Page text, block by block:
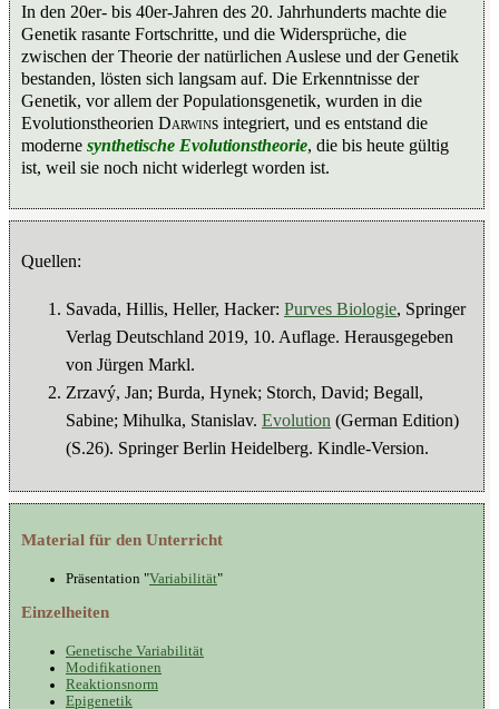
In den 20er- bis 40er-Jahren des 20. Jahrhunderts machte die
Genetik rasante Fortschritte, und die Widersprüche, die
zwischen der Theorie der natürlichen Auslese und der Genetik
bestanden, lösten sich langsam auf. Die Erkenntnisse der
Genetik, vor allem der Populationsgenetik, wurden in die
Evolutionstheorien Darwins integriert, und es entstand die
moderne synthetische Evolutionstheorie, die bis heute gültig
ist, weil sie noch nicht widerlegt worden ist.
Quellen:
Savada, Hillis, Heller, Hacker: Purves Biologie, Springer
Verlag Deutschland 2019, 10. Auflage. Herausgegeben
von Jürgen Markl.
Zrzavý, Jan; Burda, Hynek; Storch, David; Begall,
Sabine; Mihulka, Stanislav. Evolution (German Edition)
(S.26). Springer Berlin Heidelberg. Kindle-Version.
Material für den Unterricht
Präsentation "Variabilität"
Einzelheiten
Genetische Variabilität
Modifikationen
Reaktionsnorm
Epigenetik